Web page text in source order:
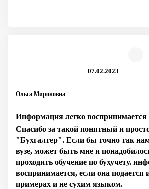
Ольга Мироновна
07.02.2023
Информация легко воспринимается
Спасибо за такой понятный и
"Бухгалтер". Если бы точно так
вузе, может быть мне и
проходить обучение по бухучету.
воспринимается, если она подается
примерах и не сухим языком.